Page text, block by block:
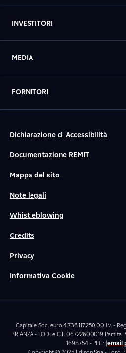
INVESTITORI
MEDIA
FORNITORI
Dichiarazione di Accessibilità
Documentazione REMIT
Mappa del sito
Note legali
Whistleblowing
Credits
Privacy
Informativa Cookie
Capitale Soc. euro 4.736.117.250,00 i.v. -
BRIANZA - LODI e C.F. 06722600019
1698754 - PEC: [email